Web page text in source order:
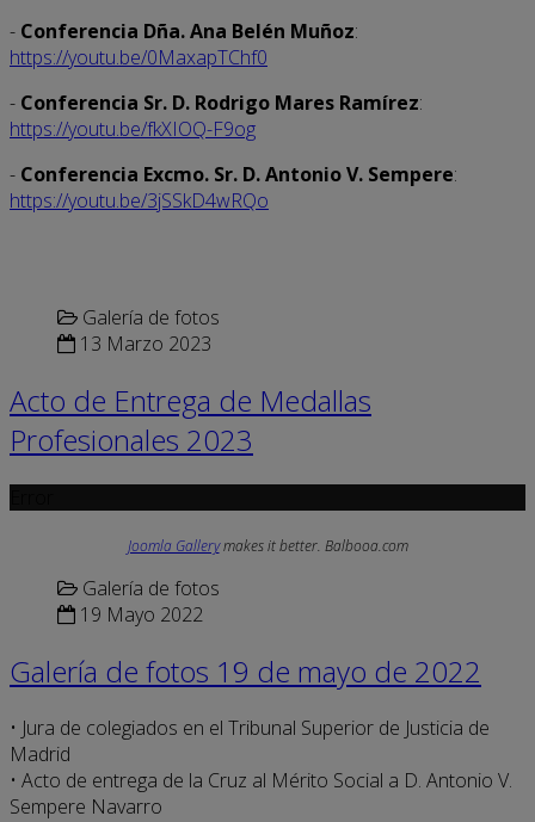
- Conferencia Dña. Ana Belén Muñoz:
https://youtu.be/0MaxapTChf0
- Conferencia Sr. D. Rodrigo Mares Ramírez:
https://youtu.be/fkXIOQ-F9og
- Conferencia Excmo. Sr. D. Antonio V. Sempere:
https://youtu.be/3jSSkD4wRQo
Galería de fotos
13 Marzo 2023
Acto de Entrega de Medallas
Profesionales 2023
Joomla Gallerymakes it better. Balbooa.com
Galería de fotos
19 Mayo 2022
Galería de fotos 19 de mayo de 2022
• Jura de colegiados en el Tribunal Superior de Justicia de
Madrid
• Acto de entrega de la Cruz al Mérito Social a D. Antonio V.
Sempere Navarro